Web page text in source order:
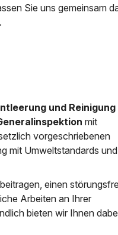
Sie uns gemeinsam
und Reinigung
mit
vorgeschriebenen
mit Umweltstandards und
einen
Arbeiten an Ihrer
bieten wir Ihnen